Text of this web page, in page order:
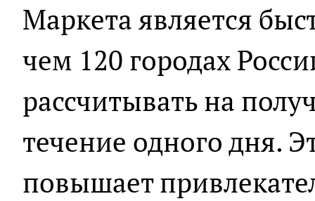
Маркета является
чем 120 городах
рассчитывать на
течение одного дня.
повышает